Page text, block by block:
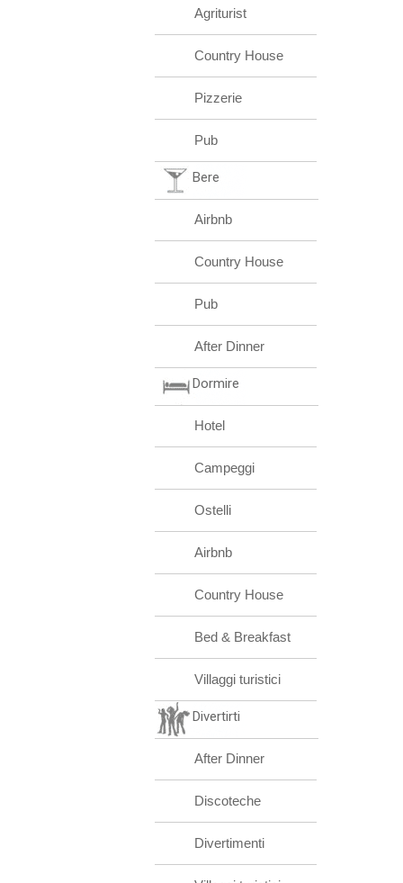
Agriturist
Country House
Pizzerie
Pub
Bere
Airbnb
Country House
Pub
After Dinner
Dormire
Hotel
Campeggi
Ostelli
Airbnb
Country House
Bed & Breakfast
Villaggi turistici
Divertirti
After Dinner
Discoteche
Divertimenti